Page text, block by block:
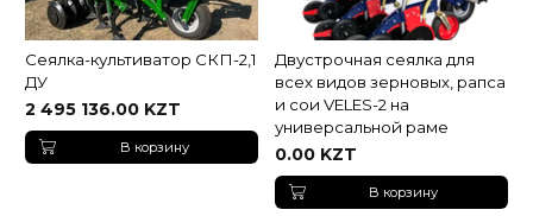
Сеялка-культиватор СКП-2,1
ДУ
2 495 136.00 KZT
В корзину
Двустрочная сеялка для
всех видов зерновых, рапса
и сои VELES-2 на
универсальной раме
0.00 KZT
В корзину